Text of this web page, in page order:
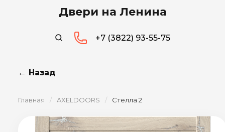
Двери на Ленина
+7 (3822) 93-55-75
← Назад
Главная / AXELDOORS / Стелла 2